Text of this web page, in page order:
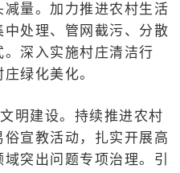
量。加力推进农村生活
处理、管网截污、分散
深入实施村庄清洁行
绿化美化。
明建设。持续推进农村
宣教活动，扎实开展高
突出问题专项治理。引